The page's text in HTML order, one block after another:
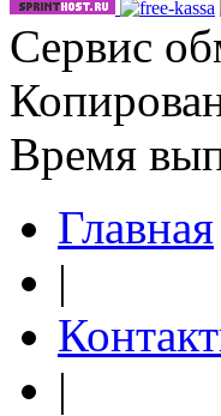
Сервис
Время
Главная
|
|